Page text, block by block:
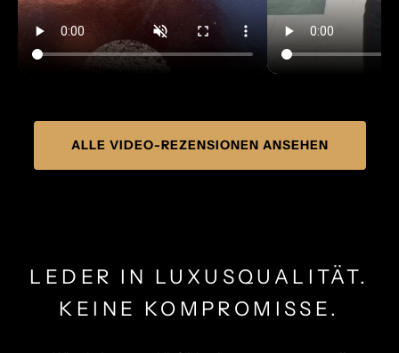
ALLE VIDEO-REZENSIONEN ANSEHEN
LEDER IN LUXUSQUALITÄT.
KEINE KOMPROMISSE.